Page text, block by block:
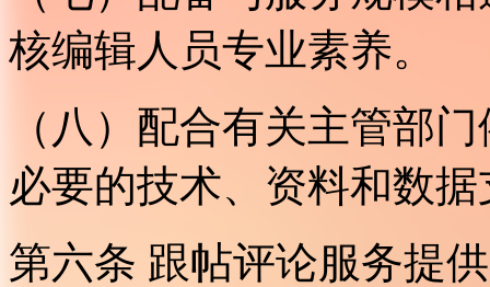
核编辑人员专业素养。
（八）配合有关主管部
必要的技术、资料和数
第六条 跟帖评论服务提